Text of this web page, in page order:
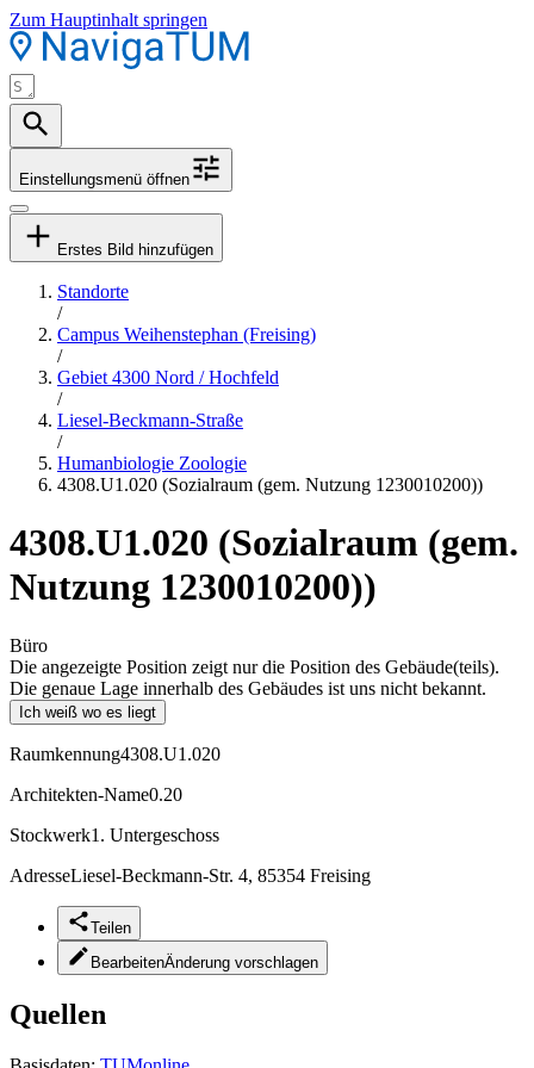
Zum Hauptinhalt springen
Einstellungsmenü öffnen
Erstes Bild hinzufügen
Standorte
/
Campus Weihenstephan (Freising)
/
Gebiet 4300 Nord / Hochfeld
/
Liesel-Beckmann-Straße
/
Humanbiologie Zoologie
4308.U1.020 (Sozialraum (gem. Nutzung 1230010200))
4308.U1.020 (Sozialraum (gem.
Nutzung 1230010200))
Büro
Die angezeigte Position zeigt nur die Position des Gebäude(teils).
Die genaue Lage innerhalb des Gebäudes ist uns nicht bekannt.
Ich weiß wo es liegt
Raumkennung4308.U1.020
Architekten-Name0.20
Stockwerk1. Untergeschoss
AdresseLiesel-Beckmann-Str. 4, 85354 Freising
Teilen
BearbeitenÄnderung vorschlagen
Quellen